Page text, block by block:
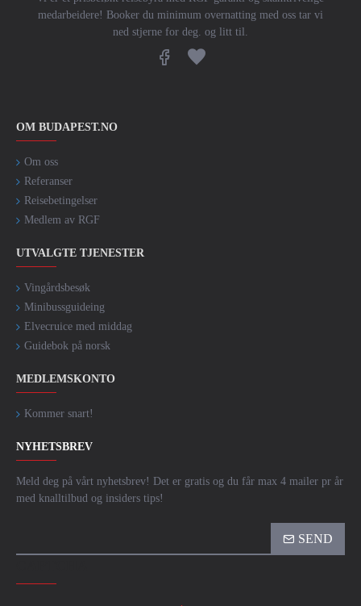
medarbeidere! Booker du minimum overnatting med oss tar vi
ned stjerne for deg. og litt til.
OM BUDAPEST.NO
Om oss
Referanser
Reisebetingelser
Medlem av RGF
UTVALGTE TJENESTER
Vingårdsbesøk
Minibussguideing
Elvecruice med middag
Guidebok på norsk
MEDLEMSKONTO
Kommer snart!
NYHETSBREV
Meld deg på vårt nyhetsbrev! Det er gratis og du får max 4 mailer pr år
med knalltilbud og insiders tips!
SEND